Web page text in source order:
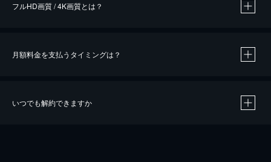
※40％ポイント還元の対象は、クレジットカード決済による作品の購入 / レンタルです。
iOSアプリのUコイン決済による作品の購入 / レンタルは、20％のポイント還元です。
フルHD画質 / 4K画質とは？
月額料金を支払うタイミングは？
いつでも解約できますか